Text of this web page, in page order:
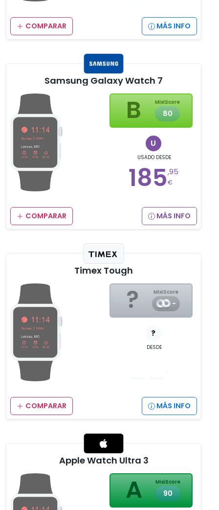
COMPARAR MÁS INFO
Samsung Galaxy Watch 7
B MixiScore
80
U
USADO DESDE
185,95
€
COMPARAR MÁS INFO
Timex Tough
? MixiScore
-
?
DESDE
COMPARAR MÁS INFO
Apple Watch Ultra 3
A MixiScore
90